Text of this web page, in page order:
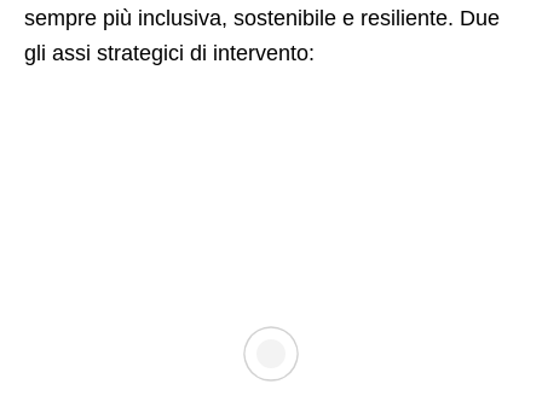
sempre più inclusiva, sostenibile e resiliente. Due
gli assi strategici di intervento: